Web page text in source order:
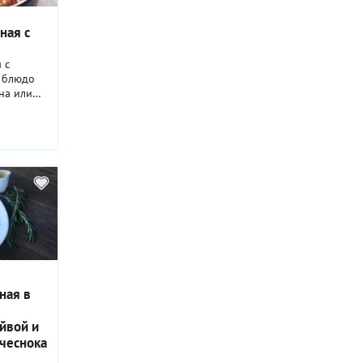
с
с
или
Во
овощи
мы
и
в
и